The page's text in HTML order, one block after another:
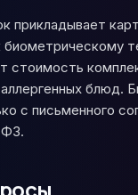
прикладывает
биометрическому
стоимость
блюд.
с письменного
ФЗ.